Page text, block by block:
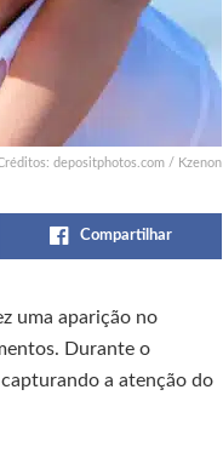
depositphotos.com / Kzenon
Compartilhar
uma aparição no
Durante o
a atenção do